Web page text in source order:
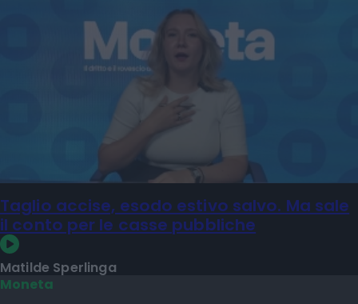
Taglio accise, esodo estivo salvo. Ma sale
il conto per le casse pubbliche
Matilde Sperlinga
Moneta